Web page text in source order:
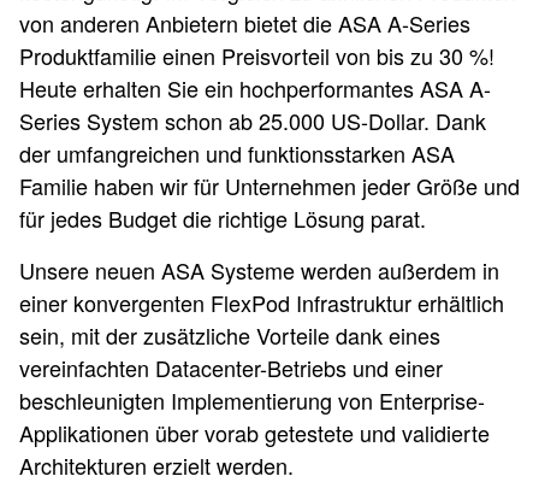
von anderen Anbietern bietet die ASA A-Series
Produktfamilie einen Preisvorteil von bis zu 30 %!
Heute erhalten Sie ein hochperformantes ASA A-
Series System schon ab 25.000 US-Dollar. Dank
der umfangreichen und funktionsstarken ASA
Familie haben wir für Unternehmen jeder Größe und
für jedes Budget die richtige Lösung parat.
Unsere neuen ASA Systeme werden außerdem in
einer konvergenten FlexPod Infrastruktur erhältlich
sein, mit der zusätzliche Vorteile dank eines
vereinfachten Datacenter-Betriebs und einer
beschleunigten Implementierung von Enterprise-
Applikationen über vorab getestete und validierte
Architekturen erzielt werden.